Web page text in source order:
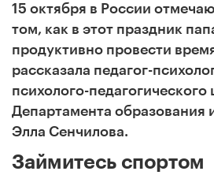
15 октября в России
том, как в этот праздник
продуктивно провести
рассказала педагог-
психолого-педагогического
Департамента образования
Элла Сенчилова.
Займитесь спортом